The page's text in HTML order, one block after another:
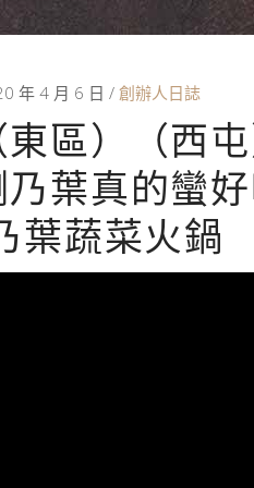
年 4 月 6 日 創辦人日誌
區）（西
葉真的蠻
葉蔬菜火鍋